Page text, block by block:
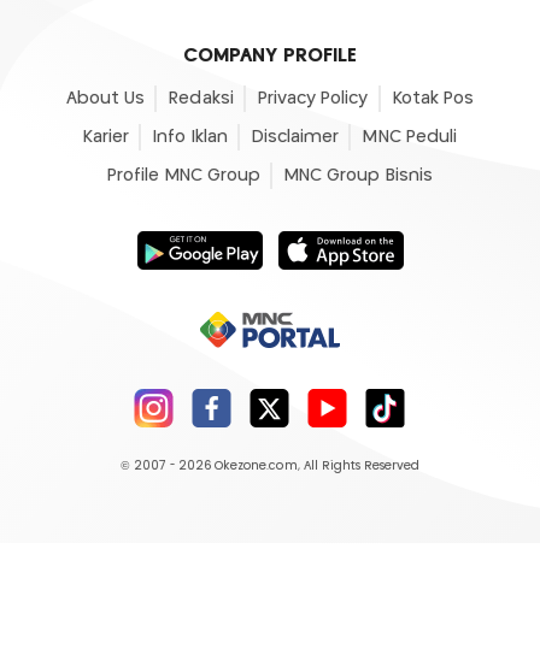
COMPANY PROFILE
About Us Redaksi Privacy Policy Kotak Pos
Karier Info Iklan Disclaimer MNC Peduli
Profile MNC Group MNC Group Bisnis
© 2007 - 2026 Okezone.com, All Rights Reserved